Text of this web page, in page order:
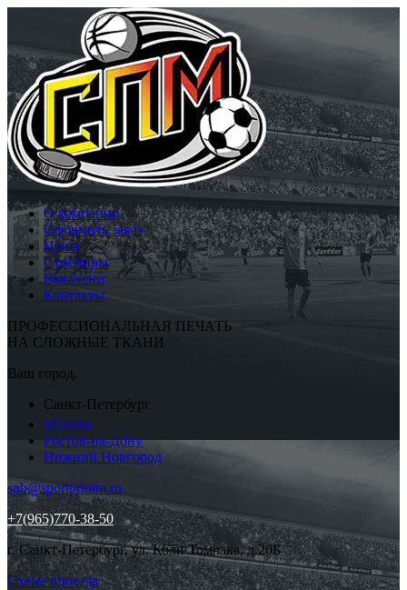
О компании
Оформить заказ
Цены
Сувениры
Вакансии
Контакты
ПРОФЕССИОНАЛЬНАЯ ПЕЧАТЬ
НА СЛОЖНЫЕ ТКАНИ
Ваш город,
Санкт-Петербург
Москва
Ростов-на-Дону
Нижний Новгород
spb@sportprintm.ru
+7(965)770-38-50
г. Санкт-Петербург, ул. Коли Томчака, д.20Б
Схема проезда